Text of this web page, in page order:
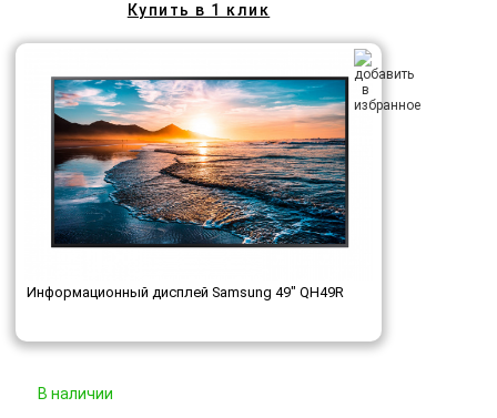
Купить в 1 клик
Информационный дисплей Samsung 49" QH49R
В наличии